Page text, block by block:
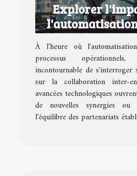
Explorer
collaboration
entreprises
À l'heure où
processus
incontournable de
sur la collaboration inter-
avancées technologiques
de nouvelles synergies ou
l'équilibre des partenariats